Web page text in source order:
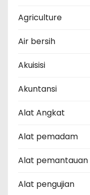
Agriculture
Air bersih
Akuisisi
Akuntansi
Alat Angkat
Alat pemadam
Alat pemantauan
Alat pengujian